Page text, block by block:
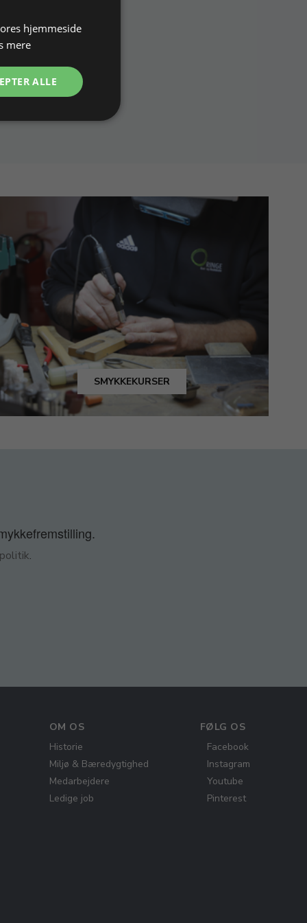
SMYKKEKURSER
.
OM OS
Historie
Miljø & Bæredygtighed
Medarbejdere
Ledige job
FØLG OS
Facebook
Instagram
Youtube
Pinterest
hjemmeside
mere
ALLE